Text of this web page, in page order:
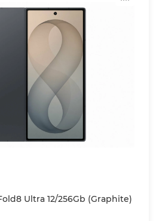
Ultra 12/256Gb (Graphite)